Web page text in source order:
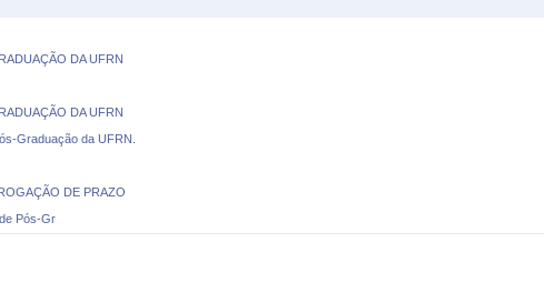
DA UFRN
DA UFRN
Graduação da UFRN.
DE PRAZO
Pós-Gr